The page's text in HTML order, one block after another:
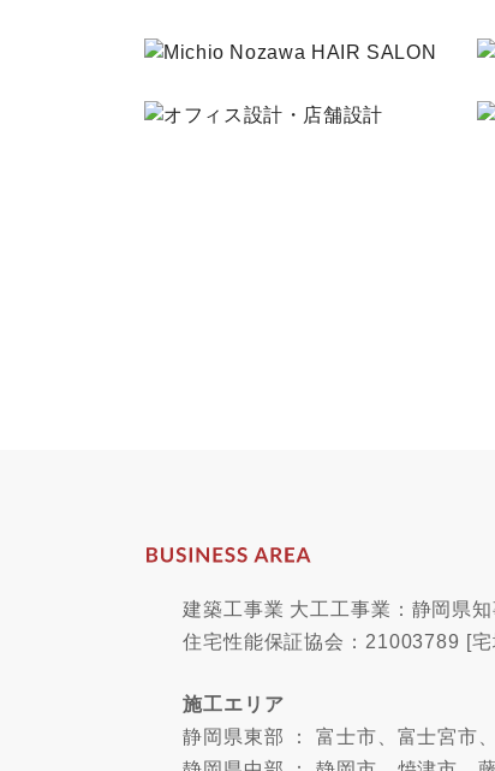
建築工事業 大工工事業：静岡県
住宅性能保証協会：21003789 [
施工エリア
静岡県東部 ： 富士市、富士宮市